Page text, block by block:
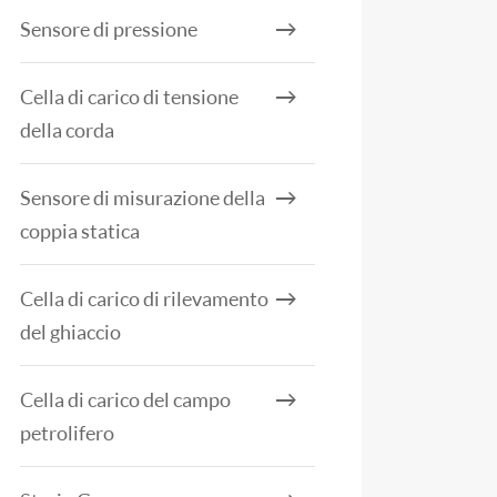
Sensore di pressione
Cella di carico di tensione
della corda
Sensore di misurazione della
coppia statica
Cella di carico di rilevamento
del ghiaccio
Cella di carico del campo
petrolifero